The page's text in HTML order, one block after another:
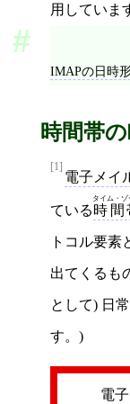
用していま
IMAPの日時
時間帯
[1]
電子メイ
ている時間
タイム・ゾ
トコル要素
出てくるも
として) 日
す。)
電